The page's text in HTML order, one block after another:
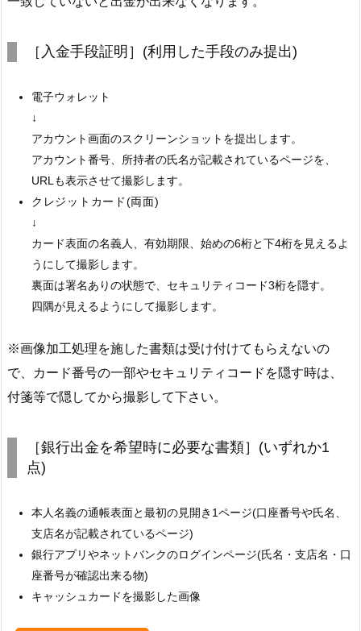
［入金手段証明］(利用した手段のみ提出)
電子ウォレット
↓
アカウント画面のスクリーンショットを提出します。
アカウント番号、所持者の氏名が記載されているページを、
URLも表示させて撮影します。
クレジットカード(両面)
↓
カード表面の名義人、有効期限、始めの6桁と下4桁を見えるよ
うにして撮影します。
裏面は署名ありの状態で、セキュリティコード3桁を隠す。
四隅が見えるようにして撮影します。
※画像加工処理を施した書類は受け付けてもらえないの
で、カード番号の一部やセキュリティコードを隠す時は、
付箋等で隠してから撮影して下さい。
［銀行出金を希望時に必要な書類］(いずれか1
点)
本人名義の通帳表面と最初の見開き1ページ(口座番号や氏名、
支店名が記載されているページ)
銀行アプリやネットバンクのログインページ(氏名・支店名・口
座番号が確認出来る物)
キャッシュカードを撮影した画像